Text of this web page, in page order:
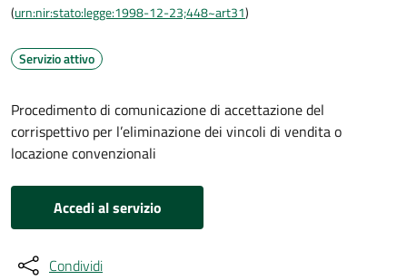
(urn:nir:stato:legge:1998-12-23;448~art31)
Servizio attivo
Procedimento di comunicazione di accettazione del
corrispettivo per l’eliminazione dei vincoli di vendita o
locazione convenzionali
Accedi al servizio
Condividi